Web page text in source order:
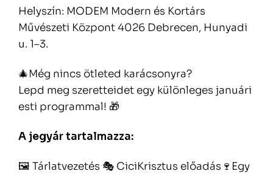
Helyszín: MODEM Modern és Kortárs
Művészeti Központ 4026 Debrecen, Hunyadi
u. 1–3.
🎄Még nincs ötleted karácsonyra?
Lepd meg szeretteidet egy különleges januári
esti programmal! 🎁
A jegyár tartalmazza:
🖼️ Tárlatvezetés 🎭 CiciKrisztus előadás🍷Egy